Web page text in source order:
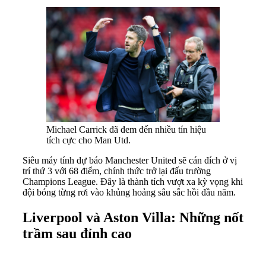
Michael Carrick đã đem đến nhiều tín hiệu
tích cực cho Man Utd.
Siêu máy tính dự báo Manchester United sẽ cán đích ở vị
trí thứ 3 với 68 điểm, chính thức trở lại đấu trường
Champions League. Đây là thành tích vượt xa kỳ vọng khi
đội bóng từng rơi vào khủng hoảng sâu sắc hồi đầu năm.
Liverpool và Aston Villa: Những nốt
trầm sau đỉnh cao